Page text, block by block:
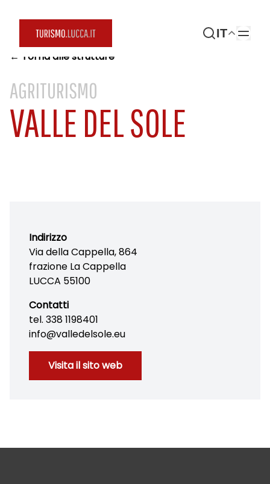
IT
← Torna alle strutture
AGRITURISMO
VALLE DEL SOLE
Indirizzo
Via della Cappella, 864
frazione La Cappella
LUCCA 55100
Contatti
tel. 338 1198401
info@valledelsole.eu
Visita il sito web